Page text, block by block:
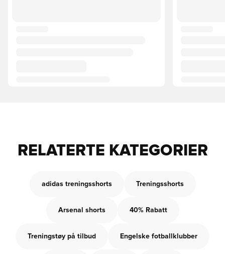
RELATERTE KATEGORIER
adidas treningsshorts Treningsshorts
Arsenal shorts 40% Rabatt
Treningstøy på tilbud Engelske fotballklubber